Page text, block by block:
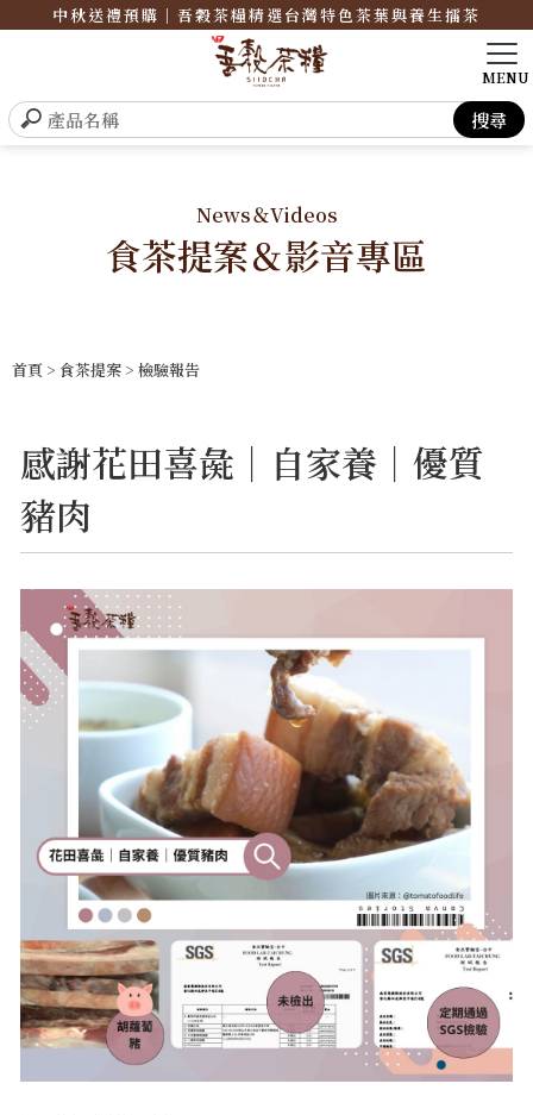
中秋送禮預購｜吾穀茶糧精選台灣特色茶葉與養生擂茶
News＆Videos
食茶提案＆影音專區
首頁 > 食茶提案 > 檢驗報告
感謝花田喜彘｜自家養｜優質
豬肉